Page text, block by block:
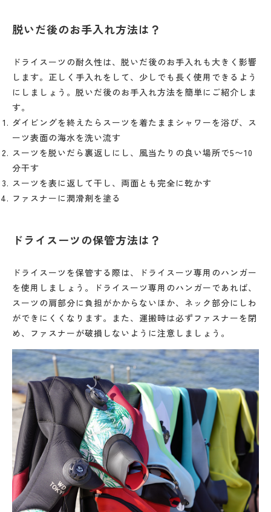
脱いだ後のお手入れ方法は？
ドライスーツの耐久性は、脱いだ後のお手入れも大きく影響
します。正しく手入れをして、少しでも長く使用できるよう
にしましょう。脱いだ後のお手入れ方法を簡単にご紹介しま
す。
ダイビングを終えたらスーツを着たままシャワーを浴び、ス
ーツ表面の海水を洗い流す
スーツを脱いだら裏返しにし、風当たりの良い場所で5〜10
分干す
スーツを表に返して干し、両面とも完全に乾かす
ファスナーに潤滑剤を塗る
ドライスーツの保管方法は？
ドライスーツを保管する際は、ドライスーツ専用のハンガー
を使用しましょう。ドライスーツ専用のハンガーであれば、
スーツの肩部分に負担がかからないほか、ネック部分にしわ
ができにくくなります。また、運搬時は必ずファスナーを閉
め、ファスナーが破損しないように注意しましょう。